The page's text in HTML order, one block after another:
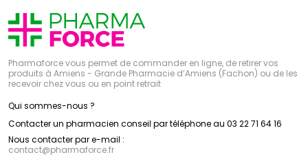
Pharmaforce vous permet de commander en ligne, de retirer vos
produits à Amiens - Grande Pharmacie d’Amiens (Fachon) ou de les
recevoir chez vous ou en point retrait
Qui sommes-nous ?
Contacter un pharmacien conseil par téléphone au 03 22 71 64 16
Nous contacter par e-mail :
contact@pharmaforce.fr